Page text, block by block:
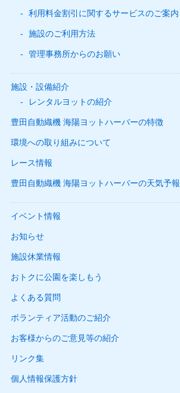
利用料金割引に関するサービスのご案内
施設のご利用方法
管理事務所からのお願い
施設・設備紹介
レンタルヨットの紹介
豊田自動織機 海陽ヨットハーバーの特徴
環境への取り組みについて
レース情報
豊田自動織機 海陽ヨットハーバーの天気予報
イベント情報
お知らせ
施設休業情報
おトクに公園を楽しもう
よくある質問
ボランティア活動のご紹介
お客様からのご意見等の紹介
リンク集
個人情報保護方針